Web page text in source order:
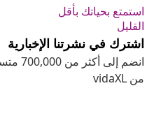
استمتع بحياتك بأقل
القليل
اشترك في نشرتنا الإخبارية
من vidaXL